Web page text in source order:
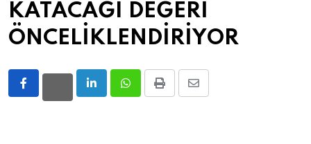
Gündem
Atamalar
KATACAĞI DEĞERİ
ÖNCELİKLENDİRİYOR
LinkedInWhatsappPrint
Share